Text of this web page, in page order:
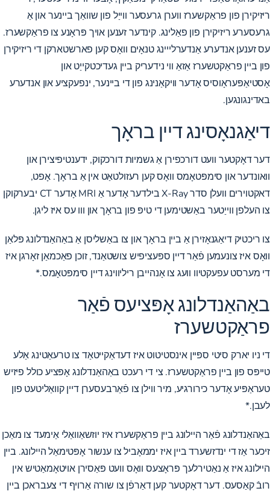
ריזיקירן פון פראַקשערז ווערן גרעסער ווייַל פון שוואַך ביינער און אַ
גרעסערע ריזיקירן פון פאַלינג. קינדער זענען אויך פּראָנע צו פראַקשערז.
עס זענען אנדערע אַנדערלייינג טנאָים וואָס קען פארשטארקן די ריזיקירן
פון ביין פראַקטשערז אַזאַ ווי נידעריק ביין געדיכטקייַט און
אָסטיאַפּעראָוסיס אָדער וויקאַנינג פון די ביינער, ינפעקציע און אנדערע
באדינגונגען.
דיאַגנאָסינג דיין בראָך
דער דאָקטער וועט דורכפירן אַ גשמיות דורכקוק, ידענטיפיצירן און
וואונדער און סימפּטאָמס וואָס קען רעזולטאַט אין אַ בראָך. אָפט,
דאקטוירים וועלן סדר X-Ray בילדער אָדער אַ MRI אָדער CT יבערקוקן
צו העלפן ווייַטער באַשטימען די טיפּ פון בראָך און ווו עס איז ליגן.
צו ריכטיק דיאַגנאָזירן אַ ביין בראָך און צו באַשליסן אַ באַהאַנדלונג פּלאַן
וואָס איז צונעמען פֿאַר דיין ספּעציפיש צושטאַנד, זוכן פאַכמאַן זאָרגן איז
די מערסט עפעקטיוו וועג צו אָנהייבן ריליווינג דיין סימפּטאָמס.*
באַהאַנדלונג אָפּציעס פֿאַר
פראַקטשערז
די ניו יארק סיטי ספּיין אינסטיטוט איז דעדאַקייטאַד צו טרעאַטינג אַלע
טייפּס פון ביין פראַקטשערז. צי די רעכט באַהאַנדלונג אָפּציע כולל פיזיש
טעראַפּיע אָדער כירורגיע, מיר ווילן צו פֿאַרבעסערן דיין קוואַליטעט פון
לעבן.*
באַהאַנדלונג פֿאַר היילונג ביין פראַקשערז איז יוזשאַוואַלי אַימעד צו מאַכן
זיכער אַז די ינדזשערד ביין איז יממאָביל צו ענשור אָפּטימאַל היילונג. ביין
היילונג איז אַ נאַטירלעך פּראָצעס וואָס וועט פּאַסירן אויטאָמאַטיש אין
רובֿ קאַסעס. דער דאָקטער קען דאַרפֿן צו שורה אַרויף די צעבראכן ביין